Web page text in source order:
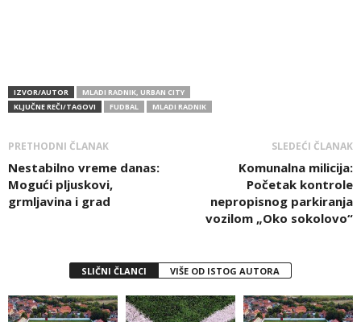
IZVOR/AUTOR
MLADI RADNIK, URBAN CITY
KLJUČNE REČI/TAGOVI
FUDBAL MLADI RADNIK
PRETHODNI ČLANAK
Nestabilno vreme danas:
Mogući pljuskovi,
grmljavina i grad
SLEDEĆI ČLANAK
Komunalna milicija:
Početak kontrole
nepropisnog parkiranja
vozilom „Oko sokolovo“
SLIČNI ČLANCI VIŠE OD ISTOG AUTORA